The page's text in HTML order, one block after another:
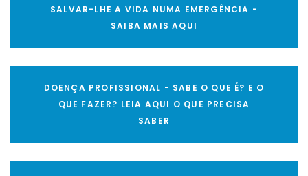
SALVAR-LHE A VIDA NUMA EMERGÊNCIA -
SAIBA MAIS AQUI
DOENÇA PROFISSIONAL - SABE O QUE É? E O
QUE FAZER? LEIA AQUI O QUE PRECISA
SABER